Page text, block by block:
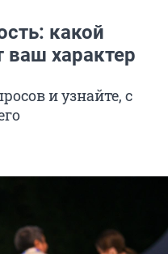
какой
характер
и узнайте, с